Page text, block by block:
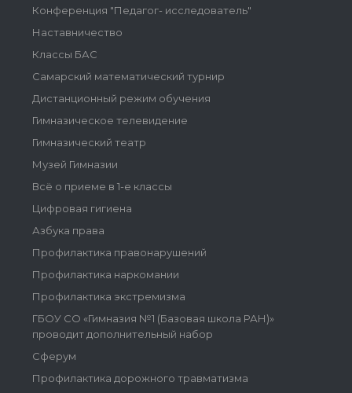
Конференция "Педагог- исследователь"
Наставничество
Классы БАС
Самарский математический турнир
Дистанционный режим обучения
Гимназическое телевидение
Гимназический театр
Музей Гимназии
Всё о приеме в 1-е классы
Цифровая гигиена
Азбука права
Профилактика правонарушений
Профилактика наркомании
Профилактика экстремизма
ГБОУ СО «Гимназия №1 (Базовая школа РАН)»
проводит дополнительный набор
Сферум
Профилактика дорожного травматизма